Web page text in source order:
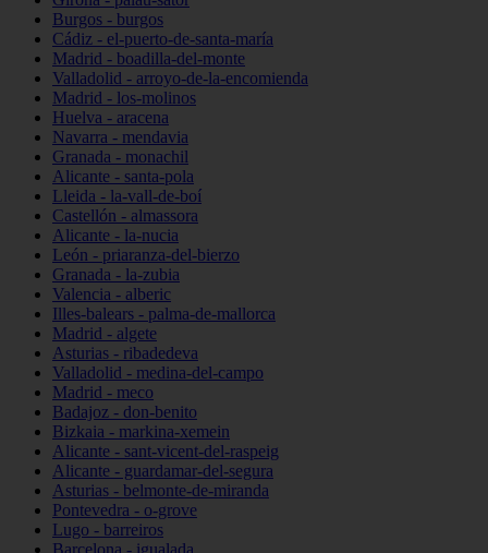
Burgos - burgos
Cádiz - el-puerto-de-santa-maría
Madrid - boadilla-del-monte
Valladolid - arroyo-de-la-encomienda
Madrid - los-molinos
Huelva - aracena
Navarra - mendavia
Granada - monachil
Alicante - santa-pola
Lleida - la-vall-de-boí
Castellón - almassora
Alicante - la-nucia
León - priaranza-del-bierzo
Granada - la-zubia
Valencia - alberic
Illes-balears - palma-de-mallorca
Madrid - algete
Asturias - ribadedeva
Valladolid - medina-del-campo
Madrid - meco
Badajoz - don-benito
Bizkaia - markina-xemein
Alicante - sant-vicent-del-raspeig
Alicante - guardamar-del-segura
Asturias - belmonte-de-miranda
Pontevedra - o-grove
Lugo - barreiros
Barcelona - igualada